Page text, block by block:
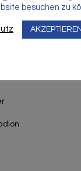
besuchen zu